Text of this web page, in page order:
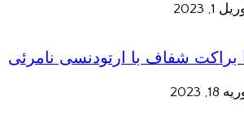
1, 2023
براکت شفاف با ارتودنسی نامرئی
18, 2023